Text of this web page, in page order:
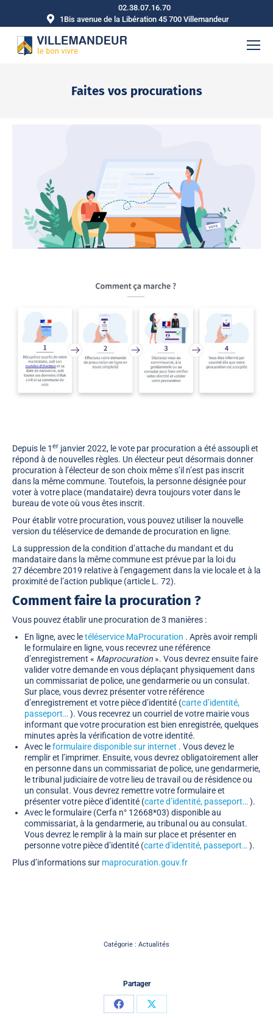
02.38.07.16.70
1Bis avenue de la Libération 45 700 Villemandeur
Faites vos procurations
Depuis le 1 er janvier 2022, le vote par procuration a été assoupli et
répond à de nouvelles règles. Un électeur peut désormais donner
procuration à l’électeur de son choix même s’il n’est pas inscrit
dans la même commune. Toutefois, la personne désignée pour
voter à votre place (mandataire) devra toujours voter dans le
bureau de vote où vous êtes inscrit.
Pour établir votre procuration, vous pouvez utiliser la nouvelle
version du téléservice de demande de procuration en ligne.
La suppression de la condition d’attache du mandant et du
mandataire dans la même commune est prévue par la loi du
27 décembre 2019 relative à l’engagement dans la vie locale et à la
proximité de l’action publique (article L. 72).
Comment faire la procuration ?
Vous pouvez établir une procuration de 3 manières :
En ligne, avec letéléservice MaProcuration . Après avoir rempli
le formulaire en ligne, vous recevrez une référence
d’enregistrement « Maprocuration ». Vous devrez ensuite faire
valider votre demande en vous déplaçant physiquement dans
un commissariat de police, une gendarmerie ou un consulat.
Sur place, vous devrez présenter votre référence
d’enregistrement et votre pièce d’identité (carte d’identité,
passeport…). Vous recevrez un courriel de votre mairie vous
informant que votre procuration est bien enregistrée, quelques
minutes après la vérification de votre identité.
Avec leformulaire disponible sur internet . Vous devez le
remplir et l’imprimer. Ensuite, vous devrez obligatoirement aller
en personne dans un commissariat de police, une gendarmerie,
le tribunal judiciaire de votre lieu de travail ou de résidence ou
un consulat. Vous devrez remettre votre formulaire et
présenter votre pièce d’identité (carte d’identité, passeport…).
Avec le formulaire (Cerfa n° 12668*03) disponible au
commissariat, à la gendarmerie, au tribunal ou au consulat.
Vous devrez le remplir à la main sur place et présenter en
personne votre pièce d’identité (carte d’identité, passeport…).
Plus d’informations sur maprocuration.gouv.fr
Catégorie : Actualités
Partager
PartagerPartager